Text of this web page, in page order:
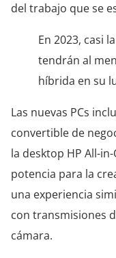
del trabajo que se
En 2023, casi
tendrán al
híbrida en su
Las nuevas PCs
convertible de
la desktop HP All-
potencia para la
una experiencia
con transmisiones
cámara.